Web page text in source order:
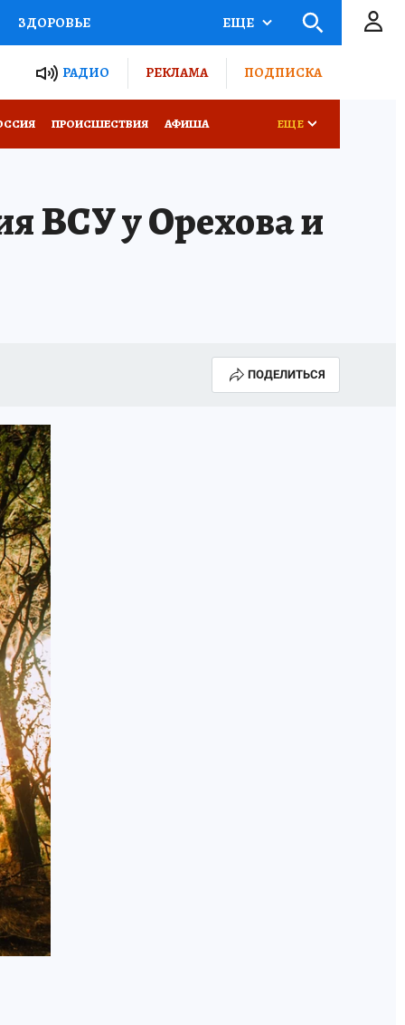
ЗДОРОВЬЕ
РОССИИ
ЕЩЕ
РАДИО РЕКЛАМА ПОДПИСКА
ПРОИСШЕСТВИЯ АФИША ЕЩЕ
ВСУ у Орехова и
ПОДЕЛИТЬСЯ